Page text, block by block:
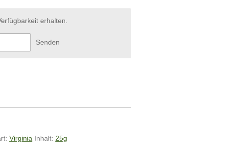
erhalten.
Senden
Virginia Inhalt: 25g